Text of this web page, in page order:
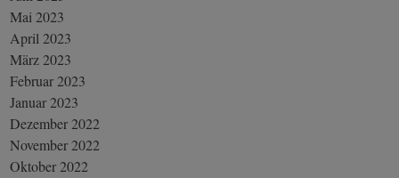
Mai 2023
April 2023
März 2023
Februar 2023
Januar 2023
Dezember 2022
November 2022
Oktober 2022